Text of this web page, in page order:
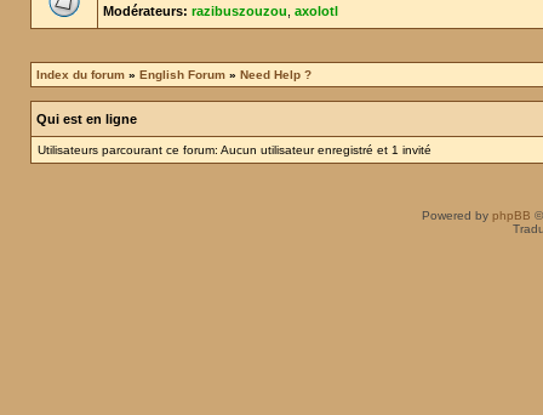
Modérateurs: razibuszouzou axolotl
Index du forum » English Forum » Need Help ?
Qui est en ligne
Utilisateurs parcourant ce forum: Aucun utilisateur enregistré et 1 invité
Powered by phpBB